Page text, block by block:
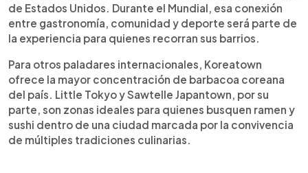
de Estados Unidos. Durante el Mundial, esa conexión
entre gastronomía, comunidad y deporte será parte de
la experiencia para quienes recorran sus barrios.
Para otros paladares internacionales, Koreatown
ofrece la mayor concentración de barbacoa coreana
del país. Little Tokyo y Sawtelle Japantown, por su
parte, son zonas ideales para quienes busquen ramen y
sushi dentro de una ciudad marcada por la convivencia
de múltiples tradiciones culinarias.